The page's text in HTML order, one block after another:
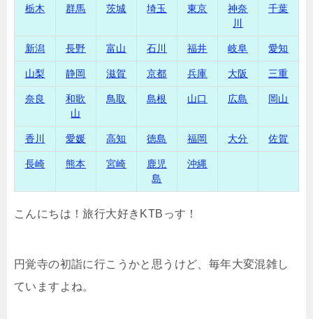
栃木 群馬 茨城 埼玉 東京
神奈
川
千葉
新潟 長野 富山 石川 福井 岐阜 愛知
山梨 静岡 滋賀 京都 兵庫 大阪 三重
奈良
和歌
山
鳥取 島根 山口 広島 岡山
香川 愛媛 高知 徳島 福岡 大分 佐賀
長崎 熊本 宮崎
鹿児
島
沖縄
こんにちは！旅行大好きKTBっす！
円覚寺の初詣に行こうかと思うけど、毎年大変混雑し
ていますよね。